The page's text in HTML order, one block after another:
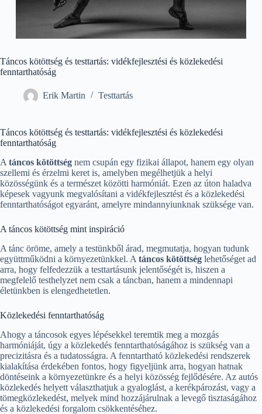
Táncos kötöttség és testtartás: vidékfejlesztési és közlekedési
fenntarthatóság
Erik Martin Testtartás
Táncos kötöttség és testtartás: vidékfejlesztési és közlekedési
fenntarthatóság
A táncos kötöttség nem csupán egy fizikai állapot, hanem egy olyan
szellemi és érzelmi keret is, amelyben megélhetjük a helyi
közösségünk és a természet közötti harmóniát. Ezen az úton haladva
képesek vagyunk megvalósítani a vidékfejlesztést és a közlekedési
fenntarthatóságot egyaránt, amelyre mindannyiunknak szüksége van.
A táncos kötöttség mint inspiráció
A tánc öröme, amely a testünkből árad, megmutatja, hogyan tudunk
együttműködni a környezetünkkel. A táncos kötöttség lehetőséget ad
arra, hogy felfedezzük a testtartásunk jelentőségét is, hiszen a
megfelelő testhelyzet nem csak a táncban, hanem a mindennapi
életünkben is elengedhetetlen.
Közlekedési fenntarthatóság
Ahogy a táncosok egyes lépésekkel teremtik meg a mozgás
harmóniáját, úgy a közlekedés fenntarthatóságához is szükség van a
precizitásra és a tudatosságra. A fenntartható közlekedési rendszerek
kialakítása érdekében fontos, hogy figyeljünk arra, hogyan hatnak
döntéseink a környezetünkre és a helyi közösség fejlődésére. Az autós
közlekedés helyett választhatjuk a gyaloglást, a kerékpározást, vagy a
tömegközlekedést, melyek mind hozzájárulnak a levegő tisztaságához
és a közlekedési forgalom csökkentéséhez.